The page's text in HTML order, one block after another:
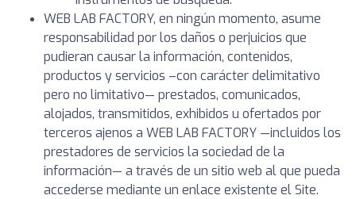
WEB LAB FACTORY, en ningún momento, asume
responsabilidad por los daños o perjuicios que
pudieran causar la información, contenidos,
productos y servicios –con carácter delimitativo
pero no limitativo— prestados, comunicados,
alojados, transmitidos, exhibidos u ofertados por
terceros ajenos a WEB LAB FACTORY —incluidos los
prestadores de servicios la sociedad de la
información— a través de un sitio web al que pueda
accederse mediante un enlace existente el Site.